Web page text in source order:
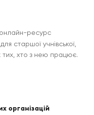
ресурс
старшої учнівської,
тих, хто з нею працює.
організацій